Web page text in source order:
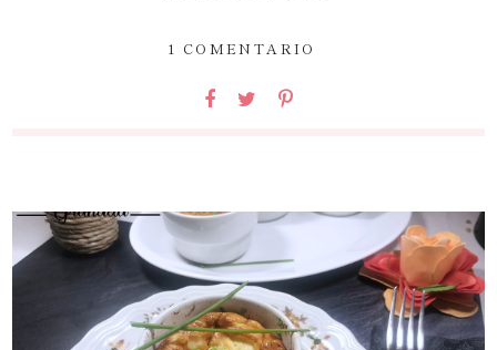
1 COMENTARIO